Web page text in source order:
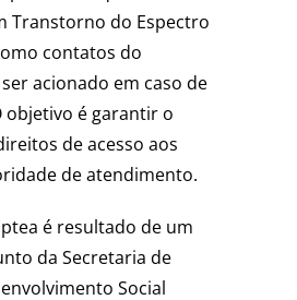
Transtorno do Espectro
contatos do
acionado em caso de
objetivo é garantir o
de acesso aos
de atendimento.
é resultado de um
da Secretaria de
Social